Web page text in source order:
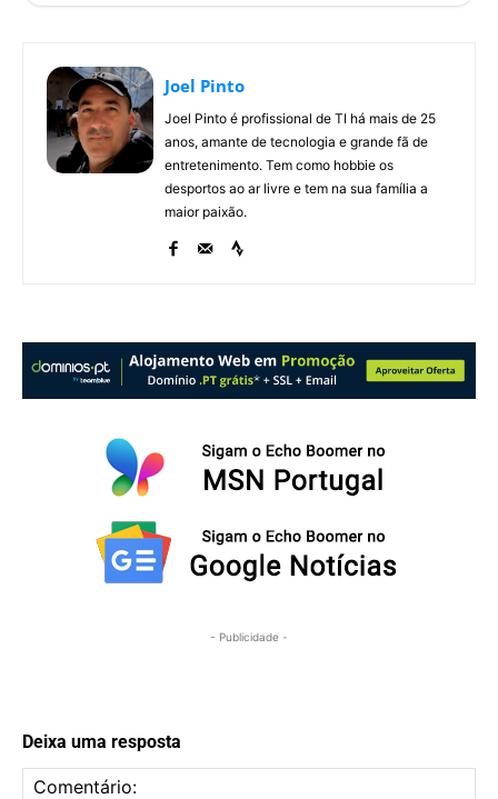
Joel Pinto
Joel Pinto é profissional de TI há mais de 25
anos, amante de tecnologia e grande fã de
entretenimento. Tem como hobbie os
desportos ao ar livre e tem na sua família a
maior paixão.
- Publicidade -
Deixa uma resposta